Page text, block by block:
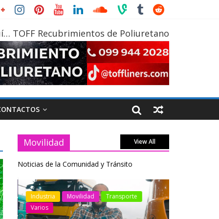
TOFF Recubrimientos de Poliuretano
Movilidad View All
Noticias de la Comunidad y Tránsito
Industria Movilidad
Transporte
Varios